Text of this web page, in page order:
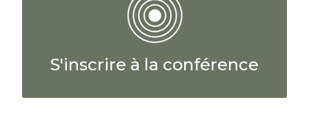
S'inscrire à la conférence